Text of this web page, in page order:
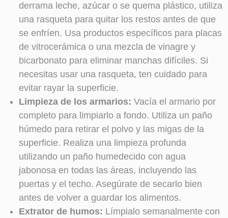
derrama leche, azúcar o se quema plástico, utiliza
una rasqueta para quitar los restos antes de que
se enfríen. Usa productos específicos para placas
de vitrocerámica o una mezcla de vinagre y
bicarbonato para eliminar manchas difíciles. Si
necesitas usar una rasqueta, ten cuidado para
evitar rayar la superficie.
Limpieza de los armarios: Vacía el armario por
completo para limpiarlo a fondo. Utiliza un paño
húmedo para retirar el polvo y las migas de la
superficie. Realiza una limpieza profunda
utilizando un paño humedecido con agua
jabonosa en todas las áreas, incluyendo las
puertas y el techo. Asegúrate de secarlo bien
antes de volver a guardar los alimentos.
Extrator de humos: Límpialo semanalmente con